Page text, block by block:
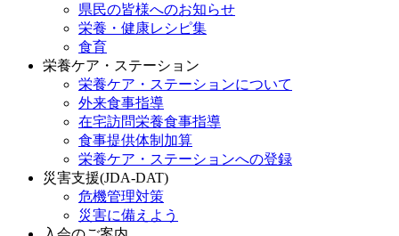
県民の皆様へのお知らせ
栄養・健康レシピ集
食育
栄養ケア・ステーション
栄養ケア・ステーションについて
外来食事指導
在宅訪問栄養食事指導
食事提供体制加算
栄養ケア・ステーションへの登録
災害支援(JDA-DAT)
危機管理対策
災害に備えよう